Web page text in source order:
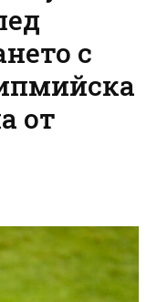
с
от